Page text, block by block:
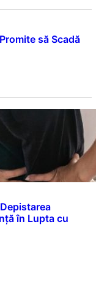
să Scadă
în Lupta cu